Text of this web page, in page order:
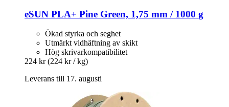
eSUN PLA+ Pine Green, 1,75 mm / 1000 g
Ökad styrka och seghet
Utmärkt vidhäftning av skikt
Hög skrivarkompatibilitet
224 kr (224 kr / kg)
Leverans till 17. augusti